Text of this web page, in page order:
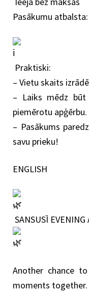
Pasākumu
Praktiski:
– Vietu skaits
– Laiks mēdz būt
piemērotu apģērbu.
– Pasākums
savu prieku!
ENGLISH
SANSUSĪ
Another chance
moments together.